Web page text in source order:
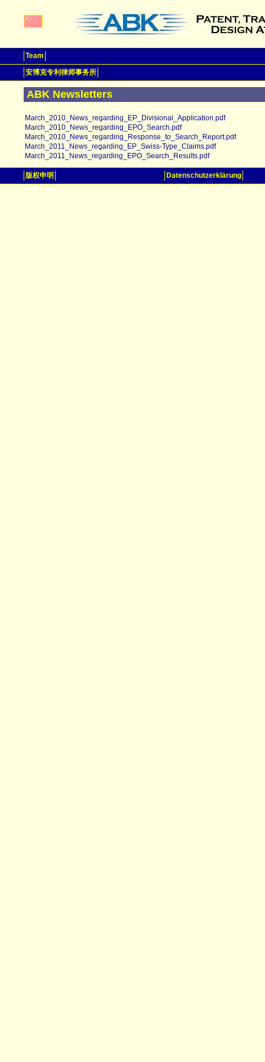
Team
安博克专利律师事务所
ABK Newsletters
March_2010_News_regarding_EP_Divisional_Application.pdf
March_2010_News_regarding_EPO_Search.pdf
March_2010_News_regarding_Response_to_Search_Report.pdf
March_2011_News_regarding_EP_Swiss-Type_Claims.pdf
March_2011_News_regarding_EPO_Search_Results.pdf
版权申明 Datenschutzerklärung